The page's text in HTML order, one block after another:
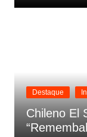
Destaque
Chileno El